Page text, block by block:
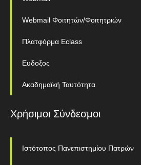
Webmail Φοιτητών/Φοιτητριών
Πλατφόρμα Eclass
Ευδοξος
Ακαδημαϊκή Ταυτότητα
Χρήσιμοι Σύνδεσμοι
Ιστότοπος Πανεπιστημίου Πατρών